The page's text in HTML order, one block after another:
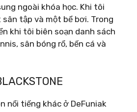
ngoài khóa học. Khi tôi
tập và một bể bơi. Trong
khi tôi biên soạn danh sách
sân bóng rổ, bến cá và
nổi tiếng khác ở DeFuniak